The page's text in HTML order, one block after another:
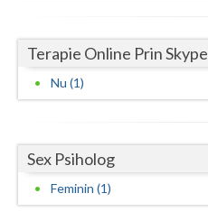
Terapie Online Prin Skype
Nu (1)
Sex Psiholog
Feminin (1)